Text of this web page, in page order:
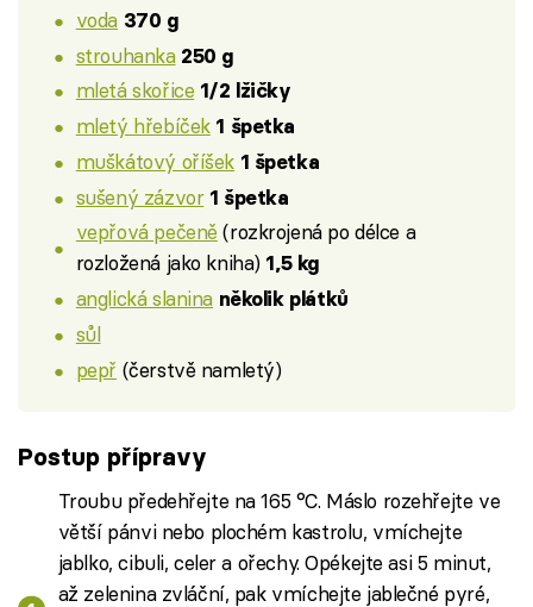
voda 370 g
strouhanka 250 g
mletá skořice 1/2 lžičky
mletý hřebíček 1 špetka
muškátový oříšek 1 špetka
sušený zázvor 1 špetka
vepřová pečeně (rozkrojená po délce a
rozložená jako kniha) 1,5 kg
anglická slanina několik plátků
sůl
pepř (čerstvě namletý)
Postup přípravy
Troubu předehřejte na 165 °C. Máslo rozehřejte ve
větší pánvi nebo plochém kastrolu, vmíchejte
jablko, cibuli, celer a ořechy. Opékejte asi 5 minut,
až zelenina zvláční, pak vmíchejte jablečné pyré,